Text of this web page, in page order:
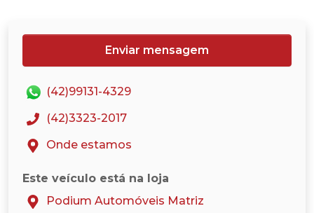
Enviar mensagem
(42)99131-4329
(42)3323-2017
Onde estamos
Este veículo está na loja
Podium Automóveis Matriz